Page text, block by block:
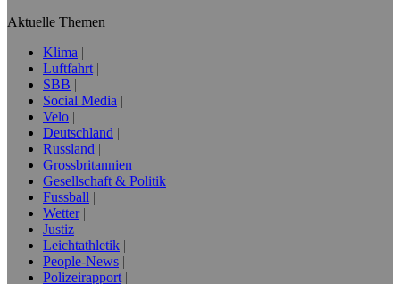
Aktuelle Themen
Klima
Luftfahrt
SBB
Social Media
Velo
Deutschland
Russland
Grossbritannien
Gesellschaft & Politik
Fussball
Wetter
Justiz
Leichtathletik
People-News
Polizeirapport